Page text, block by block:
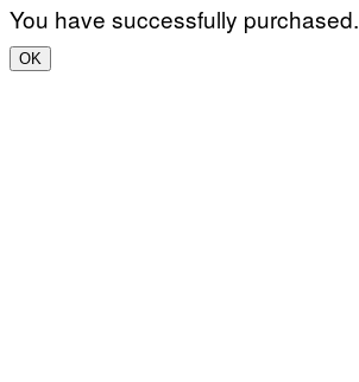
You have successfully purchased.
OK